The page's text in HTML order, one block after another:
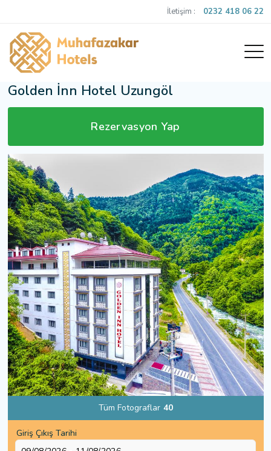
İletişim : 0232 418 06 22
Golden İnn Hotel Uzungöl
Rezervasyon Yap
Tüm Fotograflar 40
Giriş Çıkış Tarihi